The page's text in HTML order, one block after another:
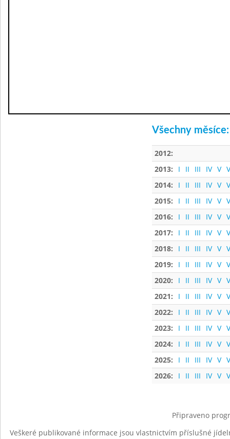
Všechny měsíce:
2012:
2013:
I II III IV V
2014:
I II III IV V
2015:
I II III IV V
2016:
I II III IV V
2017:
I II III IV V
2018:
I II III IV V
2019:
I II III IV V
2020:
I II III IV V
2021:
I II III IV V
2022:
I II III IV V
2023:
I II III IV V
2024:
I II III IV V
2025:
I II III IV V
2026:
I II III IV V
Připraveno
Veškeré publikované informace jsou vlastnictvím příslušné